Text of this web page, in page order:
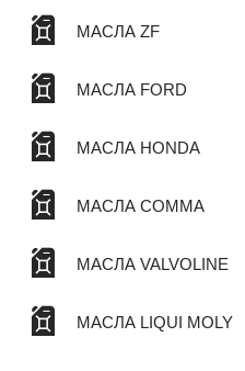
МАСЛА ZF
МАСЛА FORD
МАСЛА HONDA
МАСЛА COMMA
МАСЛА VALVOLINE
МАСЛА LIQUI MOLY